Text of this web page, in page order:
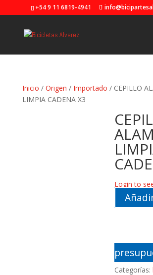
+54 9 11 6819-4941
Inicio / Origen / Importado / CEPILLO
LIMPIA CADENA X3
Login to
Categorías: